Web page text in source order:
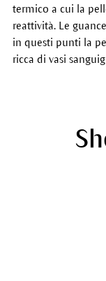
termico a cui la
reattività. Le
in questi punti la
ricca di vasi